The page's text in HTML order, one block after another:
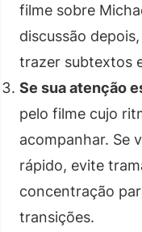
filme sobre
discussão
trazer subtextos
Se sua atenção
pelo filme cujo
acompanhar. Se
rápido, evite
concentração
transições.